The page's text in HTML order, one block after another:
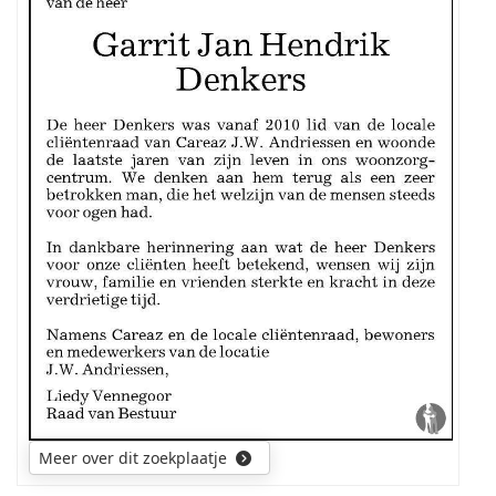
mijn
echtgenote.
links
de
weede
rij,
waarschijnlijk
tantes
van
bruid
(de
dame
tussen
hen
in
zeker).
ouders
en
voorouders
van
overledene.
Wellicht
was
getrouwd
en
had
een
gezin.
De
Meer over dit zoekplaatje